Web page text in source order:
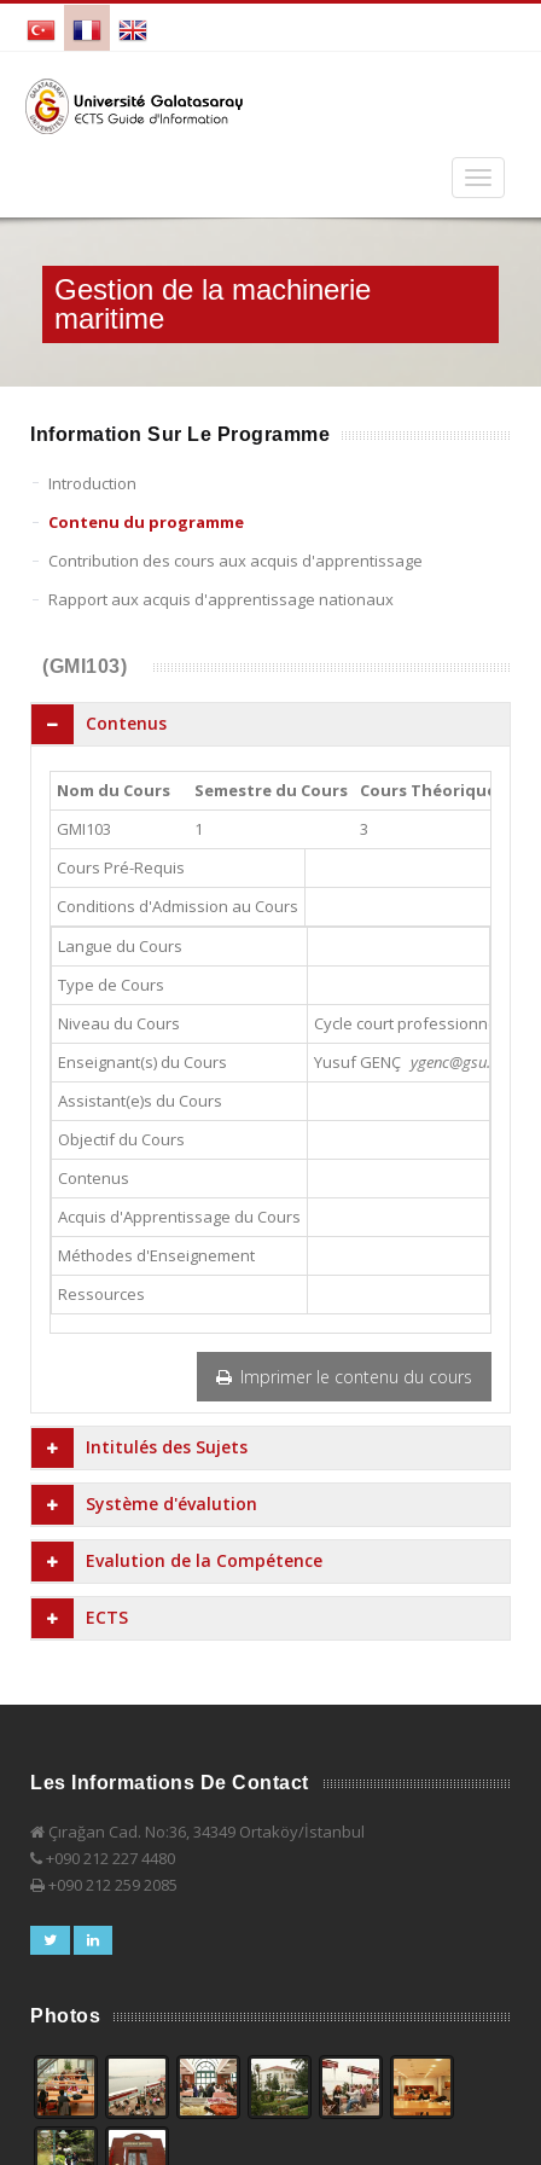
Gestion de la machinerie
maritime
Information Sur Le Programme
Introduction
Contenu du programme
Contribution des cours aux acquis d'apprentissage
Rapport aux acquis d'apprentissage nationaux
(GMI103)
Contenus
Nom du Cours Semestre du Cours Cours Théoriques
GMI103
1 3
Cours Pré-Requis
Conditions d'Admission au Cours
Langue du Cours
Type de Cours
Niveau du Cours
Cycle court professionnel
Enseignant(s) du Cours
Yusuf GENÇ ygenc@gsu.edu.tr
Assistant(e)s du Cours
Objectif du Cours
Contenus
Acquis d'Apprentissage du Cours
Méthodes d'Enseignement
Ressources
Imprimer le contenu du cours
Intitulés des Sujets
Système d'évalution
Evalution de la Compétence
ECTS
Les Informations De Contact
Çırağan Cad. No:36, 34349 Ortaköy/İstanbul
+090 212 227 4480
+090 212 259 2085
Photos